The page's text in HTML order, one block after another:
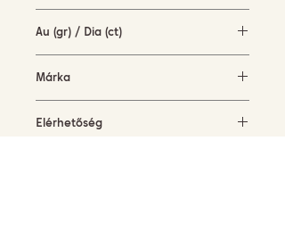
Au (gr) / Dia (ct)
Márka
Elérhetőség